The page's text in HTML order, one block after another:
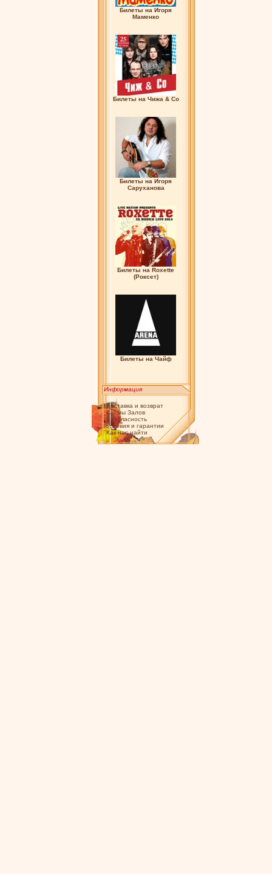
Билеты на Игоря
Маменко
Билеты на Чижа & Co
Билеты на Игоря
Саруханова
Билеты на Roxette
(Роксет)
Билеты на Чайф
Информация
Доставка и возврат
Схемы Залов
Безопасность
Условия и гарантии
Как нас найти